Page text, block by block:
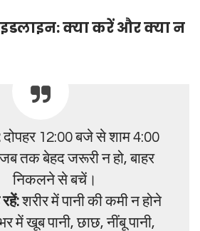
क्या करें और क्या न
दोपहर 12:00 बजे से शाम 4:00
तक बेहद जरूरी न हो, बाहर
निकलने से बचें।
शरीर में पानी की कमी न होने
में खूब पानी, छाछ, नींबू पानी,